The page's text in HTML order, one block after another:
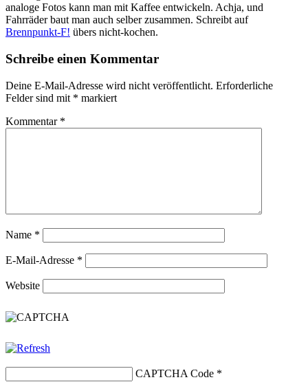
analoge Fotos kann man mit Kaffee entwickeln. Achja, und
Fahrräder baut man auch selber zusammen. Schreibt auf
Brennpunkt-F! übers nicht-kochen.
Schreibe einen Kommentar
Deine E-Mail-Adresse wird nicht veröffentlicht. Erforderliche
Felder sind mit * markiert
Kommentar *
Name *
E-Mail-Adresse *
Website
CAPTCHA Code *